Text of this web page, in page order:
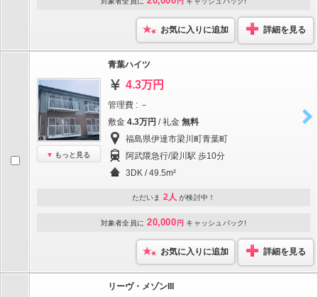
お気に入りに追加 詳細を見る
もっと見る
青葉ハイツ
4.3万円
管理費 : －
敷金 4.3万円 / 礼金 無料
福島県伊達市梁川町青葉町
阿武隈急行/梁川駅 歩10分
3DK / 49.5m²
ただいま 2人 が検討中！
対象者全員に 20,000 円 キャッシュバック!
お気に入りに追加 詳細を見る
リーヴ・メゾンIII